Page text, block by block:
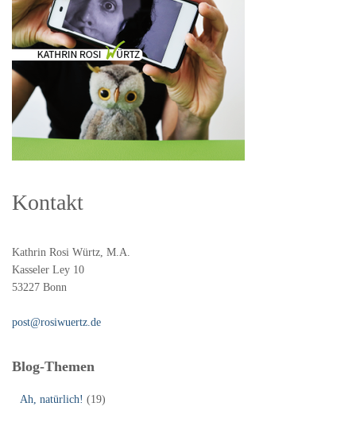
Kontakt
Kathrin Rosi Würtz, M.A.
Kasseler Ley 10
53227 Bonn
post@rosiwuertz.de
Blog-Themen
Ah, natürlich! (19)